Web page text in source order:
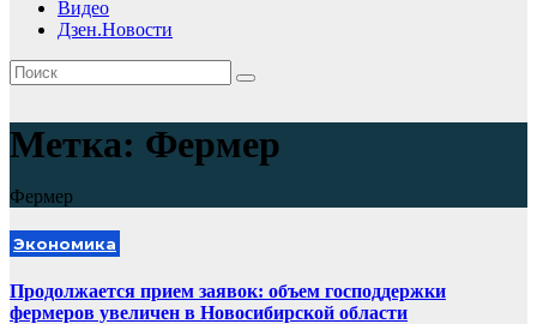
Видео
Дзен.Новости
Метка: Фермер
Фермер
Экономика
Продолжается прием заявок: объем господдержки
фермеров увеличен в Новосибирской области